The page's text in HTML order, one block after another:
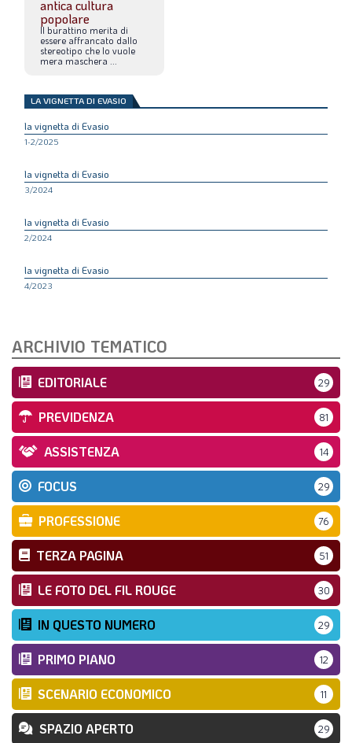
antica cultura
popolare
Il burattino merita di
essere affrancato dallo
stereotipo che lo vuole
mera maschera
LA VIGNETTA DI EVASIO
la vignetta di Evasio
1-2/2025
la vignetta di Evasio
3/2024
la vignetta di Evasio
2/2024
la vignetta di Evasio
4/2023
ARCHIVIO TEMATICO
EDITORIALE 29
PREVIDENZA 81
ASSISTENZA 14
FOCUS 29
PROFESSIONE 76
TERZA PAGINA 51
LE FOTO DEL FIL ROUGE 30
IN QUESTO NUMERO 29
PRIMO PIANO 12
SCENARIO ECONOMICO 11
SPAZIO APERTO 29